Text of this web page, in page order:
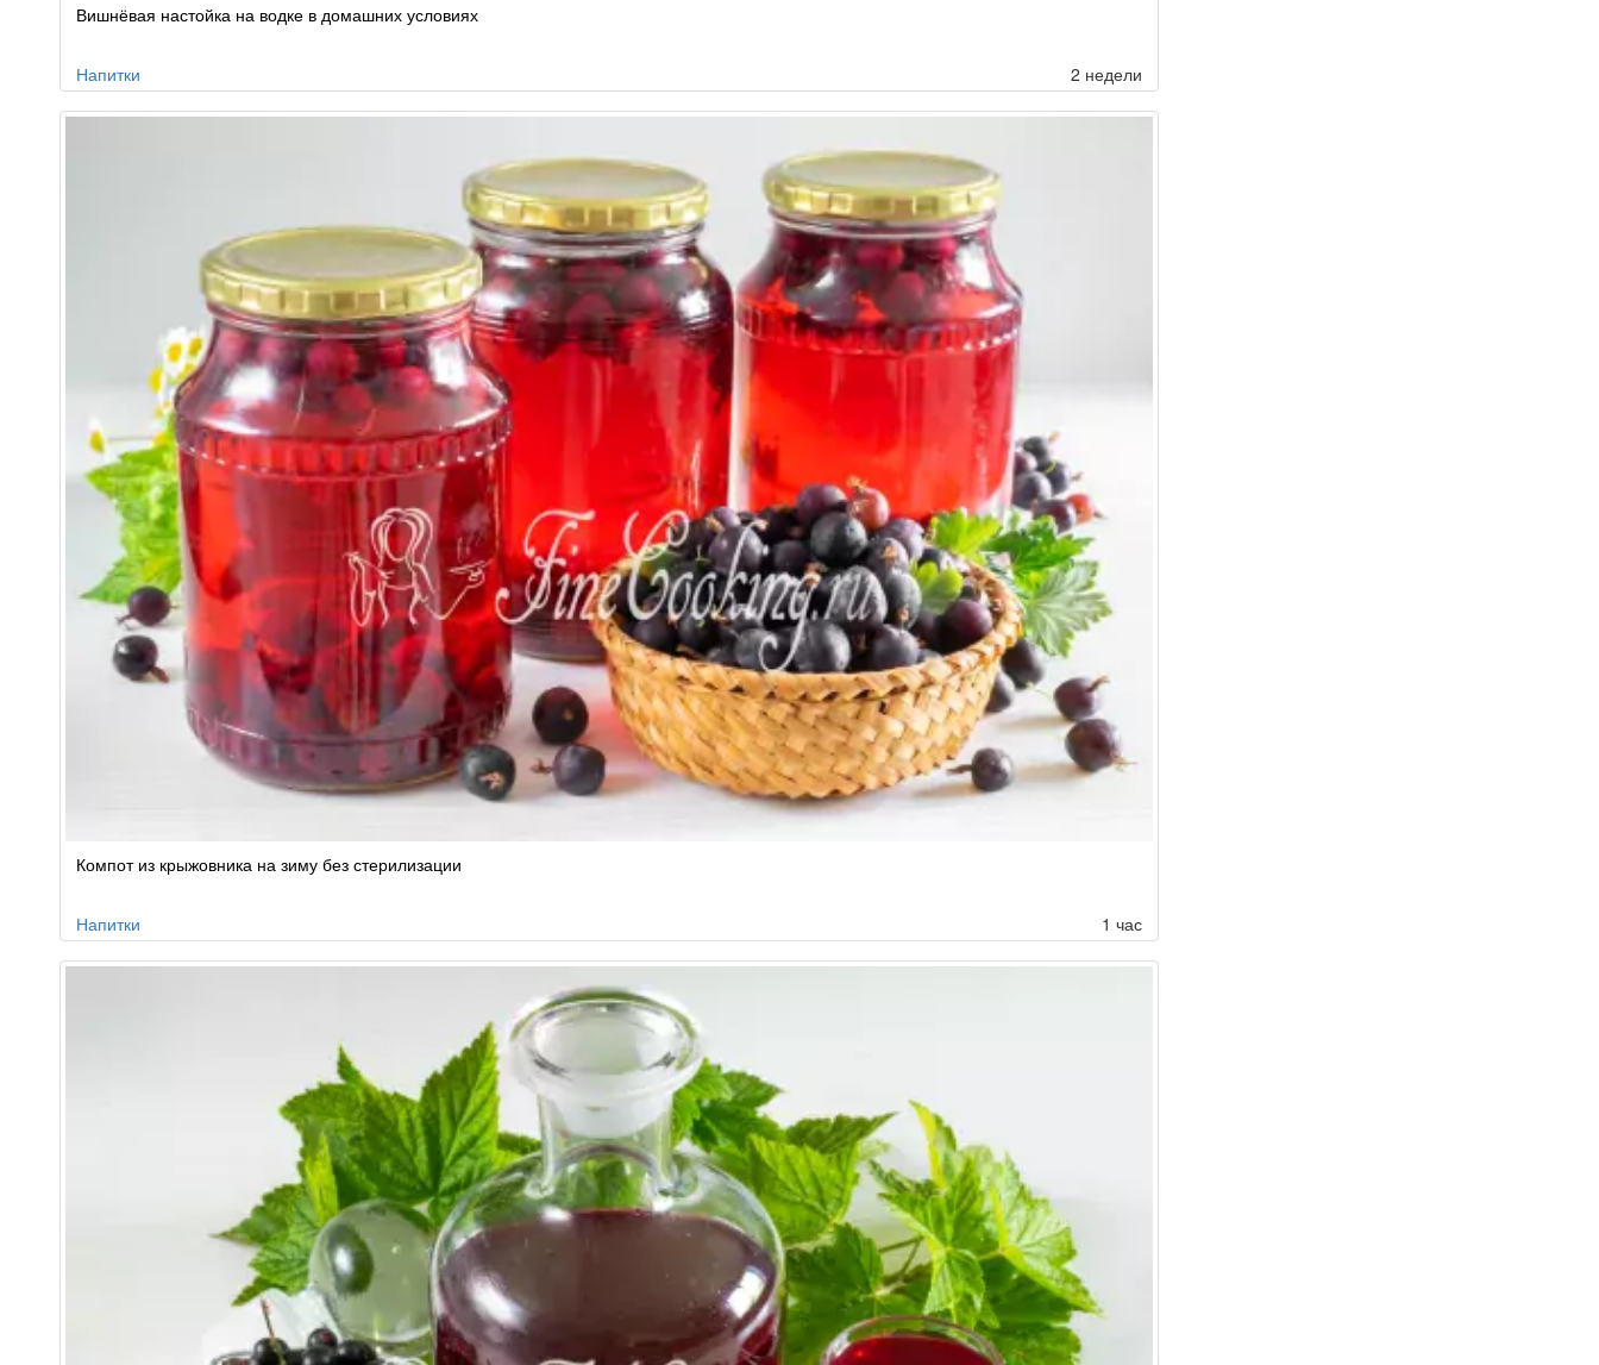
Вишнёвая настойка на водке в домашних условиях
Напитки 2 недели
Компот из крыжовника на зиму без стерилизации
Напитки 1 час